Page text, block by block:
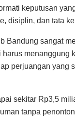
keputusan
disiplin, dan tata
Bandung sangat
menanggung
perjuangan yang
sekitar Rp3,5
tanpa